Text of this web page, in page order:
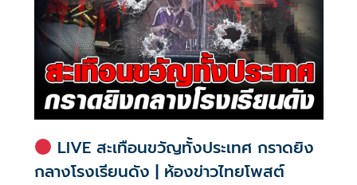
LIVE สะเทือนขวัญทั้งประเทศ กราดยิง
กลางโรงเรียนดัง | ห้องข่าวไทยโพสต์